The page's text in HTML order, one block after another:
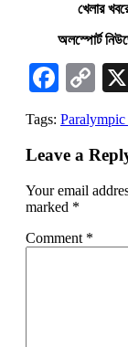
খেলার
অলস্পোর্ট
Tags:
Leave a
Your email
marked *
Comment *